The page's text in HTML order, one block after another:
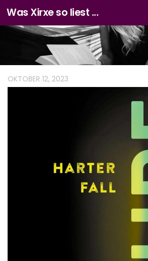
Zum Inhalt springen
Was Xirxe so liest ...
OKTOBER 12, 2023